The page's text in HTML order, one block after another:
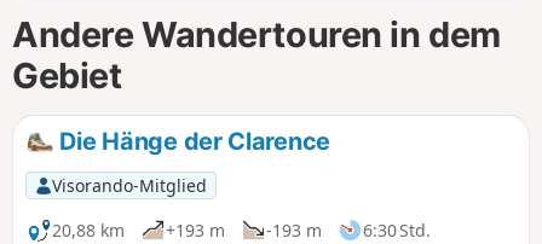
Andere Wandertouren in dem
Gebiet
Die Hänge der Clarence
Visorando-Mitglied
20,88 km
+193 m -193 m 6:30 Std.